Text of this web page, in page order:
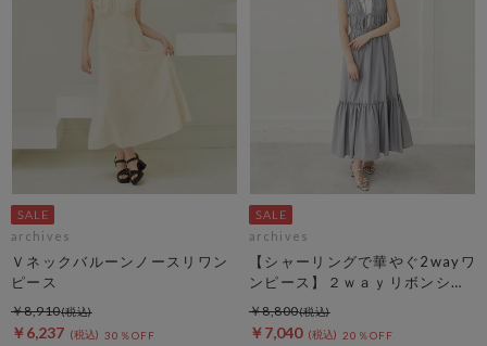
archives
Ｖネックバルーンノースリワン
ピース
￥6,237 30％OFF
￥8,910
archives
【シャーリングで華やぐ2wayワ
ンピース】２ｗａｙリボンシャ
ーリングノースリワンピース
￥7,040 20％OFF
￥8,800